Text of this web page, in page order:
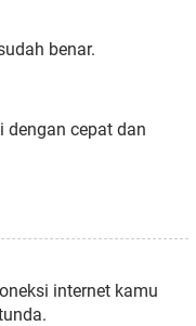
benar.
dengan cepat dan
internet kamu